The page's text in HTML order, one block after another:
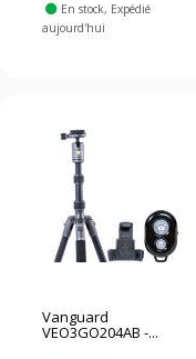
En stock, Expédié
aujourd'hui
Vanguard
VEO3GO204AB -...